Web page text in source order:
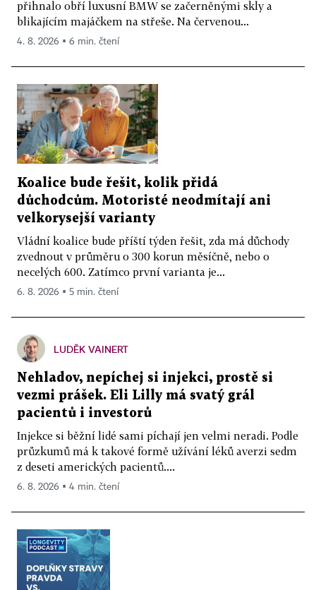
přihnalo obří luxusní BMW se začerněnými skly a
blikajícím majáčkem na střeše. Na červenou...
4. 8. 2026 ▪ 6 min. čtení
Koalice bude řešit, kolik přidá
důchodcům. Motoristé neodmítají ani
velkorysejší varianty
Vládní koalice bude příští týden řešit, zda má důchody
zvednout v průměru o 300 korun měsíčně, nebo o
necelých 600. Zatímco první varianta je...
6. 8. 2026 ▪ 5 min. čtení
LUDĚK VAINERT
Nehladov, nepíchej si injekci, prostě si
vezmi prášek. Eli Lilly má svatý grál
pacientů i investorů
Injekce si běžní lidé sami píchají jen velmi neradi. Podle
průzkumů má k takové formě užívání léků averzi sedm
z deseti amerických pacientů....
6. 8. 2026 ▪ 4 min. čtení